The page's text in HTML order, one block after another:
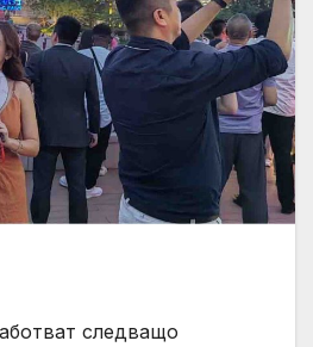
следващо